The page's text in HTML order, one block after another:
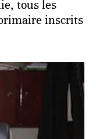
tous les
inscrits